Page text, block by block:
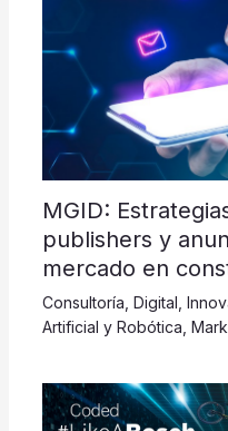
MGID:
publishers y
mercado en
Consultoría Digital
Artificial y Robótica